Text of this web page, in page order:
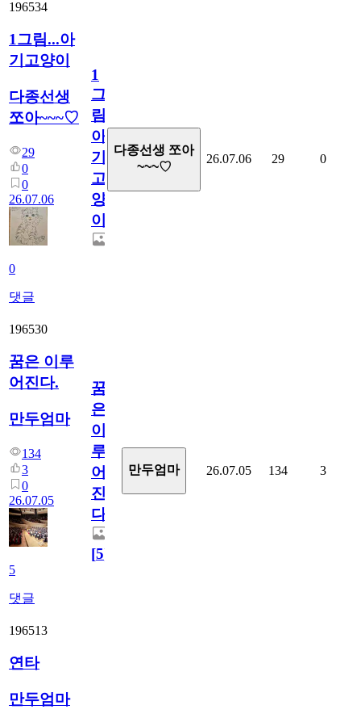
196534
1그림...아
기고양이
다종선생
쪼아~~~♡
29
0
0
26.07.06
0
댓글
1
그
림...
아
기
고
양
이
다종선생 쪼아
~~~♡
26.07.06 29 0
196530
꿈은 이루
어진다.
만두엄마
134
3
0
26.07.05
5
댓글
꿈
은
이
루
어
진
다.
[5]
만두엄마 26.07.05 134 3
196513
연타
만두엄마